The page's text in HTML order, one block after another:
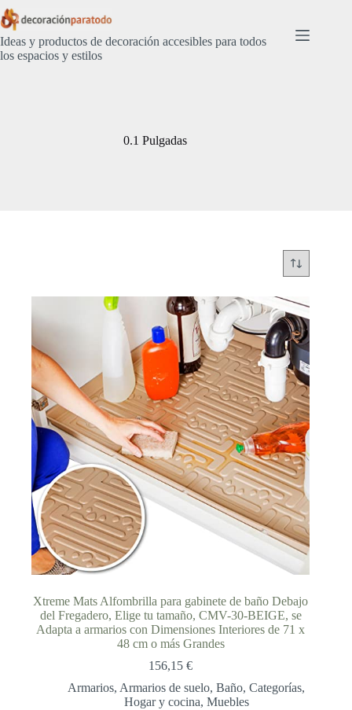
Saltar
al
contenido
Ideas y productos de decoración accesibles para todos
los espacios y estilos
0.1 Pulgadas
Xtreme Mats Alfombrilla para gabinete de baño Debajo
del Fregadero, Elige tu tamaño, CMV-30-BEIGE, se
Adapta a armarios con Dimensiones Interiores de 71 x
48 cm o más Grandes
156,15€
Armarios, Armarios de suelo,Baño,Categorías,
Hogar y cocina, Muebles